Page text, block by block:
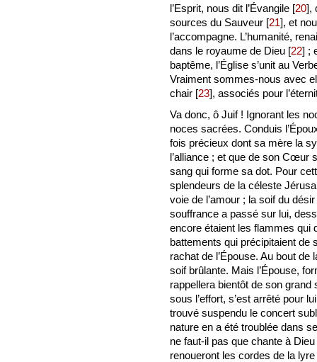
l’Esprit, nous dit l’Évangile [20],
sources du Sauveur [21], et
l’accompagne. L’humanité,
dans le royaume de Dieu [22] ;
baptême, l’Église s’unit au
Vraiment sommes-nous avec
chair [23], associés pour
Va donc, ô Juif ! Ignorant les
noces sacrées. Conduis
fois précieux dont sa mère la
l’alliance ; et que de son Cœur
sang qui forme sa dot. Pour
splendeurs de la céleste
voie de l’amour ; la soif du
souffrance a passé sur lui,
encore étaient les flammes
battements qui précipitaient de
rachat de l’Épouse. Au bout
soif brûlante. Mais l’Épouse,
rappellera bientôt de son
sous l’effort, s’est arrêté pour
trouvé suspendu le concert
nature en a été troublée dans
ne faut-il pas que chante à
renoueront les cordes de la